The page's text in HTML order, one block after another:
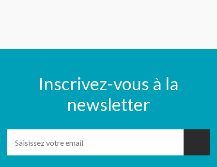
Inscrivez-vous à la
newsletter